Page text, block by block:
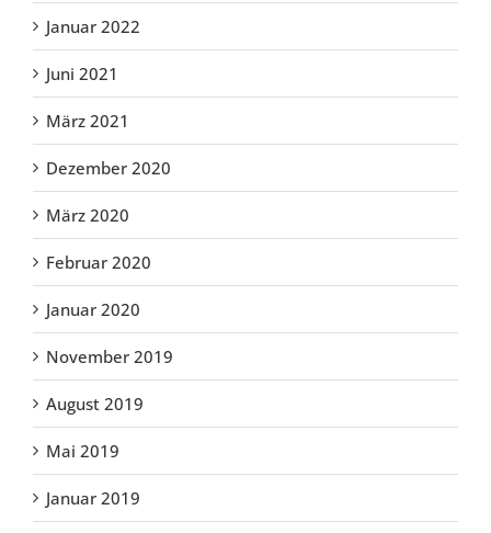
Januar 2022
Juni 2021
März 2021
Dezember 2020
März 2020
Februar 2020
Januar 2020
November 2019
August 2019
Mai 2019
Januar 2019